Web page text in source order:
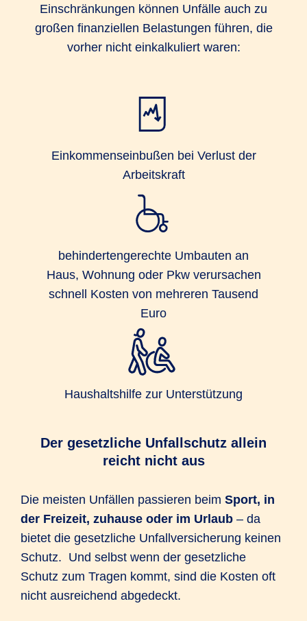
Einschränkungen können Unfälle auch zu
großen finanziellen Belastungen führen, die
vorher nicht einkalkuliert waren:
Einkommenseinbußen bei Verlust der
Arbeitskraft
behindertengerechte Umbauten an
Haus, Wohnung oder Pkw verursachen
schnell Kosten von mehreren Tausend
Euro
Haushaltshilfe zur Unterstützung
Der gesetzliche Unfallschutz allein
reicht nicht aus
Die meisten Unfällen passieren beim Sport, in
der Freizeit, zuhause oder im Urlaub – da
bietet die gesetzliche Unfallversicherung keinen
Schutz. Und selbst wenn der gesetzliche
Schutz zum Tragen kommt, sind die Kosten oft
nicht ausreichend abgedeckt.